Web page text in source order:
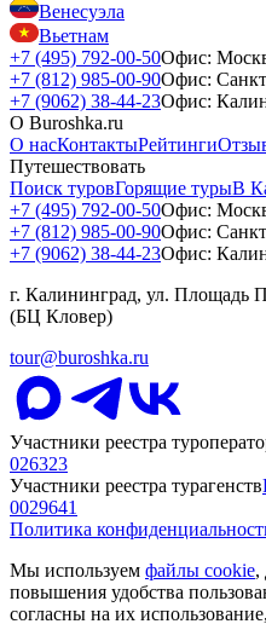
Венесуэла
Вьетнам
+7 (495) 792-00-50Офис:
+7 (812) 985-00-90Офис:
+7 (9062) 38-44-23Офис:
О Buroshka.ru
О насКонтактыРейтинги
Путешествовать
Поиск туровГорящие турыВ
+7 (495) 792-00-50Офис:
+7 (812) 985-00-90Офис:
+7 (9062) 38-44-23Офис:
г. Калининград, ул. Площадь
(БЦ Кловер)
tour@buroshka.ru
Участники реестра
026323
Участники реестра турагенств
0029641
Политика
Мы используем файлы cookie,
повышения удобства
согласны на их